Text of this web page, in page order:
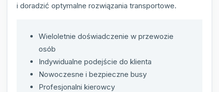
i doradzić optymalne rozwiązania transportowe.
Wieloletnie doświadczenie w przewozie
osób
Indywidualne podejście do klienta
Nowoczesne i bezpieczne busy
Profesjonalni kierowcy